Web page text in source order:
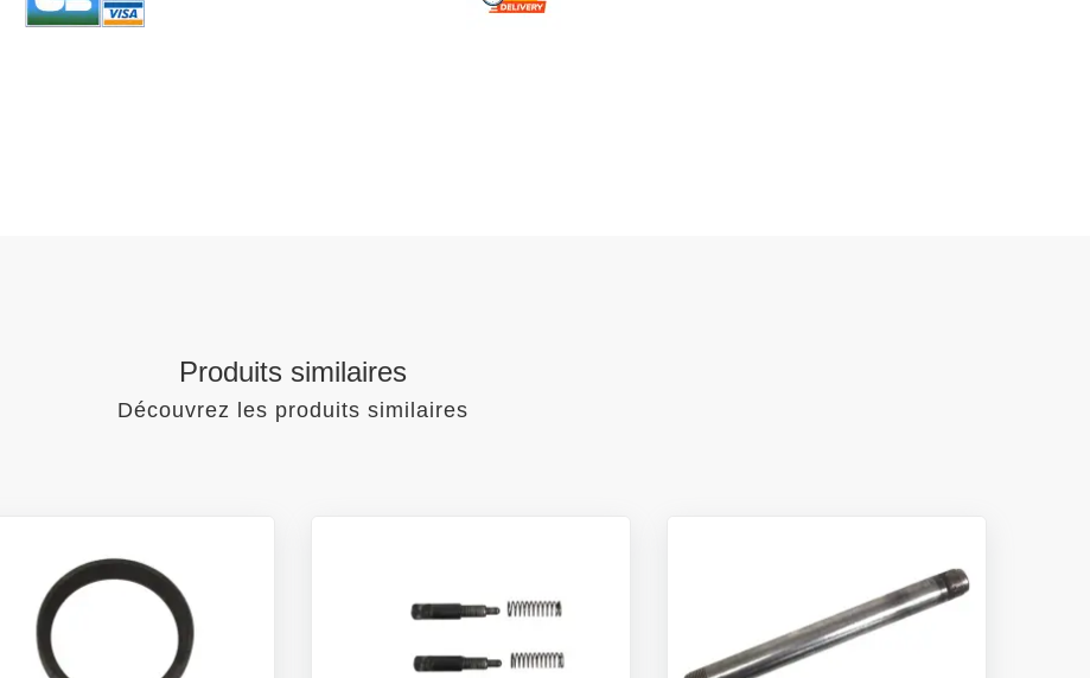
Produits similaires
Découvrez les produits similaires